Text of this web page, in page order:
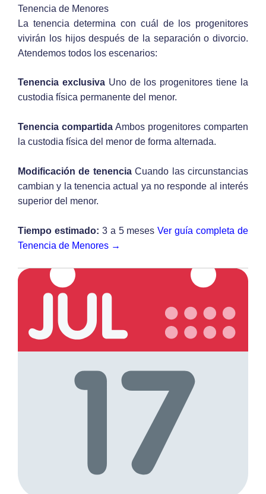
Tenencia de Menores
La tenencia determina con cuál de los progenitores
vivirán los hijos después de la separación o divorcio.
Atendemos todos los escenarios:
Tenencia exclusivaUno de los progenitores tiene la
custodia física permanente del menor.
Tenencia compartida Ambos progenitores comparten
la custodia física del menor de forma alternada.
Modificación de tenenciaCuando las circunstancias
cambian y la tenencia actual ya no responde al interés
superior del menor.
Tiempo estimado: 3 a 5 mesesVer guía completa de
Tenencia de Menores →